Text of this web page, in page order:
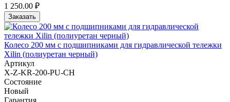
1 250.00 ₽
Заказать
Колесо 200 мм с подшипниками для гидравлической тележки
Xilin (полиуретан черный)
Артикул
X-Z-KR-200-PU-CH
Состояние
Новый
Гарантия